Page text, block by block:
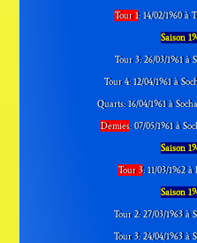
Tour 1: 14/02/1960 à
Saison
Tour 3: 26/03/1961 à
Tour 4: 12/04/1961 à
Quarts: 16/04/1961 à
Demies: 07/05/1961 à
Saison
Tour 3: 11/03/1962
Saison
Tour 2: 27/03/1963 à
Tour 3: 24/04/1963 à